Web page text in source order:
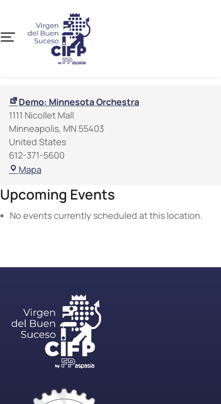
Demo: Minnesota Orchestra
1111 Nicollet Mall
Minneapolis, MN 55403
United States
612-371-5600
Mapa
Upcoming Events
No events currently scheduled at this location.